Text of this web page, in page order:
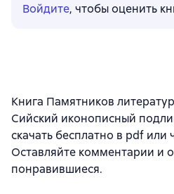
Войдите, чтобы оценить
Книга Памятников
Сийский иконописный
скачать бесплатно в pdf или
Оставляйте комментарии и
понравившиеся.